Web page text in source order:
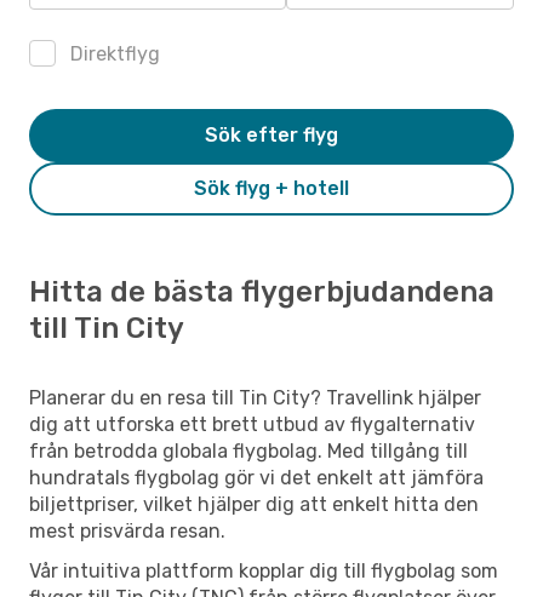
Direktflyg
Sök flyg + hotell
Sök efter flyg
Hitta de bästa flygerbjudandena
till Tin City
Planerar du en resa till Tin City? Travellink hjälper
dig att utforska ett brett utbud av flygalternativ
från betrodda globala flygbolag. Med tillgång till
hundratals flygbolag gör vi det enkelt att jämföra
biljettpriser, vilket hjälper dig att enkelt hitta den
mest prisvärda resan.
Vår intuitiva plattform kopplar dig till flygbolag som